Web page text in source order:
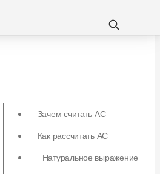
Зачем считать АС
Как рассчитать АС
Натуральное выражение